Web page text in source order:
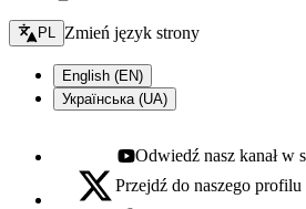
Zmień język - bieżący:
PL Zmień język strony
English (EN)
Українська (UA)
Youtube - otwiera się w nowej
Odwiedź nasz kanał w
X - otwiera się w nowej karcie
Przejdź do naszego